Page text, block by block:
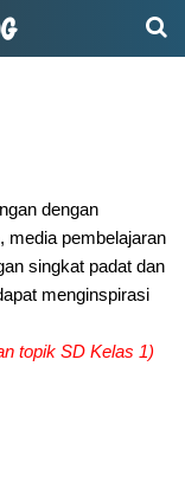
dengan
media pembelajaran
singkat padat dan
menginspirasi
topik SD Kelas 1)